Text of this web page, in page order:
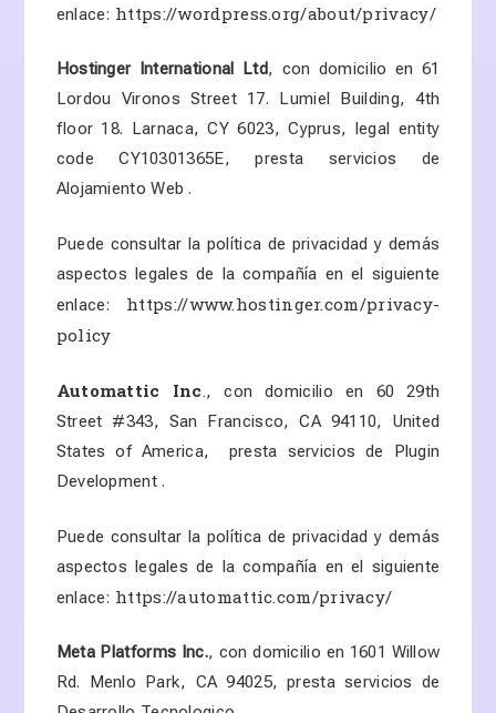
enlace: https://wordpress.org/about/privacy/
Hostinger International Ltd, con domicilio en 61
Lordou Vironos Street 17. Lumiel Building, 4th
floor 18. Larnaca, CY 6023, Cyprus,
legal entity
code CY10301365E, presta servicios de
Alojamiento Web .
Puede consultar la política de privacidad y demás
aspectos legales de la compañía en el siguiente
enlace: https://www.hostinger.com/privacy-
policy
Automattic Inc., con domicilio en 60 29th
Street #343, San Francisco, CA 94110, United
States of America, presta servicios de Plugin
Development .
Puede consultar la política de privacidad y demás
aspectos legales de la compañía en el siguiente
enlace: https://automattic.com/privacy/
Meta Platforms Inc., con domicilio en 1601 Willow
Rd. Menlo Park, CA 94025, presta servicios de